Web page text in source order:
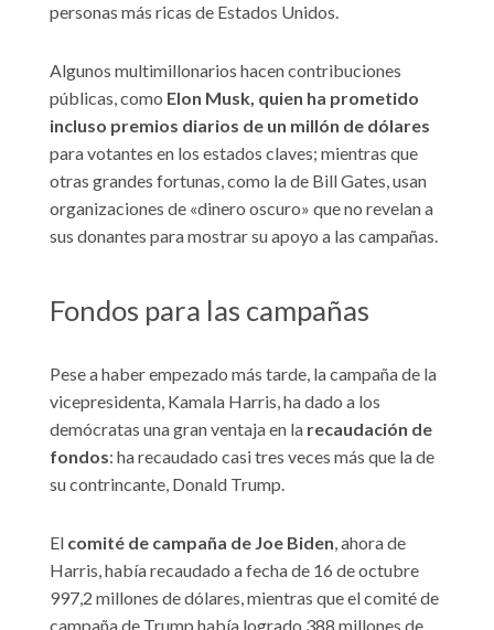
personas más ricas de Estados Unidos.
Algunos multimillonarios hacen contribuciones
públicas, como Elon Musk, quien ha prometido
incluso premios diarios de un millón de dólares
para votantes en los estados claves; mientras que
otras grandes fortunas, como la de Bill Gates, usan
organizaciones de «dinero oscuro» que no revelan a
sus donantes para mostrar su apoyo a las campañas.
Fondos para las campañas
Pese a haber empezado más tarde, la campaña de la
vicepresidenta, Kamala Harris, ha dado a los
demócratas una gran ventaja en la recaudación de
fondos: ha recaudado casi tres veces más que la de
su contrincante, Donald Trump.
El comité de campaña de Joe Biden, ahora de
Harris, había recaudado a fecha de 16 de octubre
997,2 millones de dólares, mientras que el comité de
campaña de Trump había logrado 388 millones de